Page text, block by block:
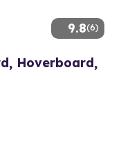
9.8(6)
Hoverboard,